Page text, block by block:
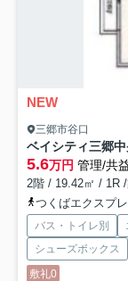
NEW
三郷市谷口
ベイシティ三郷
5.6万円 管理/共
2階 / 19.42㎡ / 1R
つくばエクスプ
バス・トイレ別
シューズボックス
敷礼0